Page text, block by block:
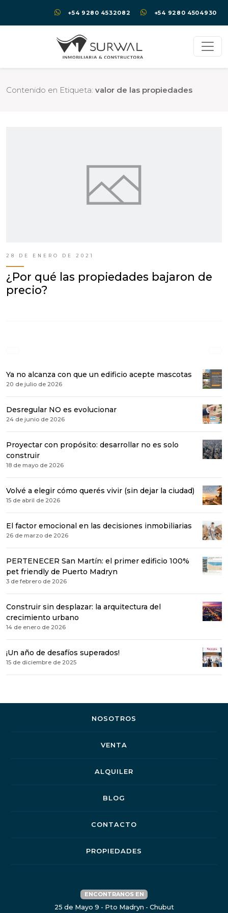
+54 9280 4532082 +54 9280 4504930
Contenido en Etiqueta: valor de las propiedades
28 DE ENERO DE 2021
¿Por qué las propiedades bajaron de
precio?
Ya no alcanza con que un edificio acepte mascotas
20 de julio de 2026
Desregular NO es evolucionar
24 de junio de 2026
Proyectar con propósito: desarrollar no es solo
construir
18 de mayo de 2026
Volvé a elegir cómo querés vivir (sin dejar la ciudad)
15 de abril de 2026
El factor emocional en las decisiones inmobiliarias
26 de marzo de 2026
PERTENECER San Martín: el primer edificio 100%
pet friendly de Puerto Madryn
3 de febrero de 2026
Construir sin desplazar: la arquitectura del
crecimiento urbano
14 de enero de 2026
¡Un año de desafíos superados!
15 de diciembre de 2025
NOSOTROS
VENTA
ALQUILER
BLOG
CONTACTO
PROPIEDADES
ENCONTRANOS EN
25 de Mayo 9 - Pto Madryn - Chubut